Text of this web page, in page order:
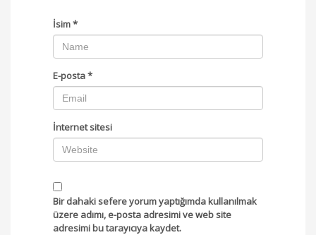
İsim*
E-posta*
İnternet sitesi
Bir dahaki sefere yorum yaptığımda kullanılmak
üzere adımı, e-posta adresimi ve web site
adresimi bu tarayıcıya kaydet.